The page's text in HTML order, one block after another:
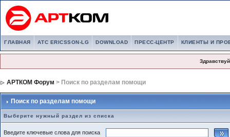
ГЛАВНАЯ АТС ERICSSON-LG DOWNLOAD ПРЕСС-ЦЕНТР КЛИЕНТЫ И
АРТКОМ Форум > Поиск по разделам помощи
Поиск по разделам помощи
Выберите нужный раздел из списка
Введите ключевые слова для поиска